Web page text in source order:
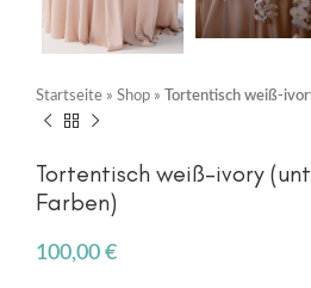
Startseite » Shop » Tortentisch weiß-
Tortentisch weiß-ivory
Farben)
100,00 €